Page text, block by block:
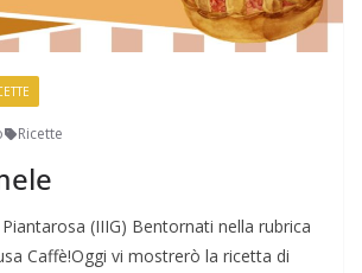
Ricette
(IIIG) Bentornati nella rubrica
Caffè!Oggi vi mostrerò la ricetta di